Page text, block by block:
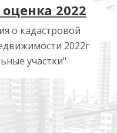
2022
о кадастровой
2022г
участки"